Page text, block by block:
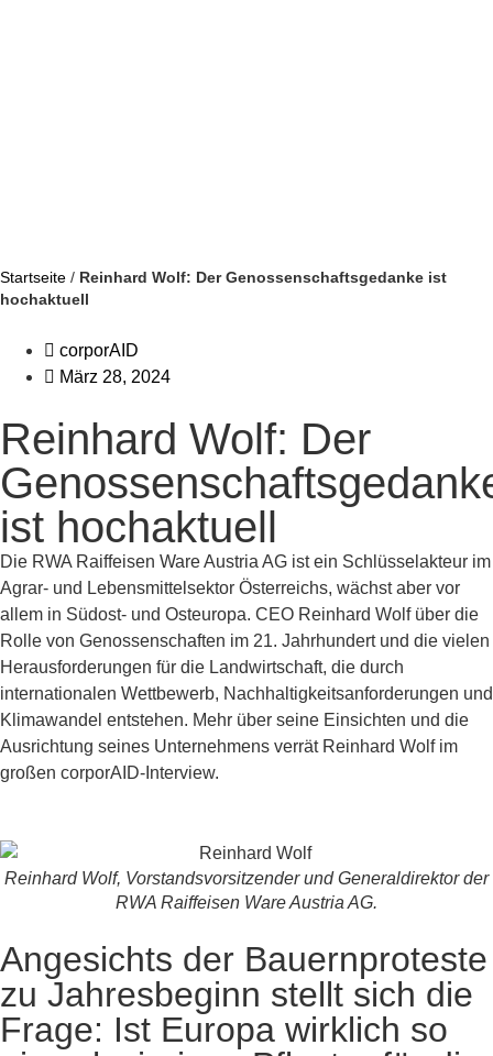
Startseite / Reinhard Wolf: Der Genossenschaftsgedanke ist
hochaktuell
corporAID
März 28, 2024
Reinhard Wolf: Der
ist hochaktuell
Die RWA Raiffeisen Ware Austria AG ist ein Schlüsselakteur im
Agrar- und Lebensmittelsektor Österreichs, wächst aber vor
allem in Südost- und Osteuropa. CEO Reinhard Wolf über die
Rolle von Genossenschaften im 21. Jahrhundert und die vielen
Herausforderungen für die Landwirtschaft, die durch
internationalen Wettbewerb, Nachhaltigkeitsanforderungen und
Klimawandel entstehen. Mehr über seine Einsichten und die
Ausrichtung seines Unternehmens verrät Reinhard Wolf im
großen corporAID-Interview.
Reinhard Wolf, Vorstandsvorsitzender und Generaldirektor der
RWA Raiffeisen Ware Austria AG.
Angesichts der Bauernproteste
zu Jahresbeginn stellt sich die
Frage: Ist Europa wirklich so